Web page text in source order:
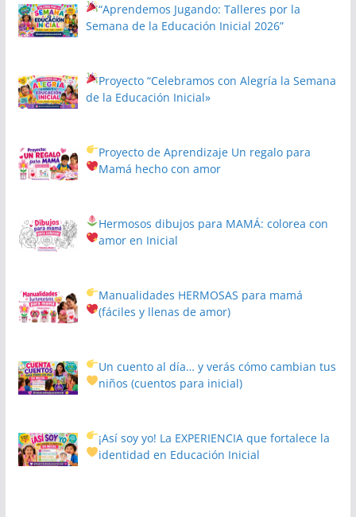
“Aprendemos Jugando: Talleres por la
Semana de la Educación Inicial 2026”
Proyecto“Celebramos con Alegría la Semana
de la Educación Inicial»
Proyecto de Aprendizaje Un regalo para
Mamá hecho con amor
Hermosos dibujos para MAMÁ: colorea con
amor en Inicial
Manualidades HERMOSAS para mamá
(fáciles y llenas de amor)
Un cuento al día… y verás cómo cambian tus
niños(cuentos para inicial)
¡Así soy yo! La EXPERIENCIA que fortalece la
identidad en Educación Inicial